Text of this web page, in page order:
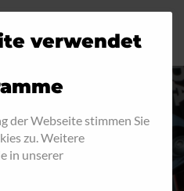
- LOSE 610
verwendet
der Webseite stimmen Sie
zu. Weitere
in unserer